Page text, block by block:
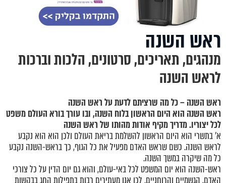
ראש השנה
מנהגים, תאריכים, סרטונים, הלכות וברכות
לראש השנה
ראש השנה – כל מה שרציתם לדעת על ראש השנה
ראש השנה הוא היום הראשון בלוח השנה, ובו עורך בורא העולם משפט
לכל יצוריו. מדריך מקיף אודות מהותו של ראש השנה
א' בתשרי הוא היום הראשון להשלמת בריאת העולם ולכן הוא הוא נקבע
לראש השנה. כשם שראש האדם מפעיל את כל הגוף, כך בראש-השנה נקבע
כל מה שיקרה במשך השנה.
ראש-השנה הוא יום המשפט לכל באי-עולם, והוא גם יום הדין על כל צורכי